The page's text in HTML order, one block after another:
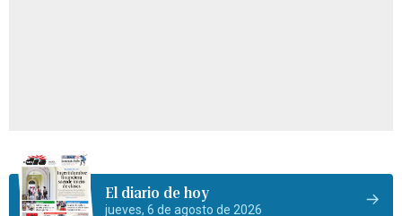
El diario de hoy
jueves, 6 de agosto de 2026